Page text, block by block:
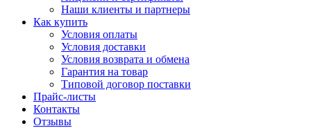
Наши клиенты и партнеры
Как купить
Условия оплаты
Условия доставки
Условия возврата и обмена
Гарантия на товар
Типовой договор поставки
Прайс-листы
Контакты
Отзывы